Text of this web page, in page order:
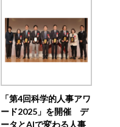
「第4回科学的人事アワ
ード2025」を開催 デ
ータとAIで変わる人事